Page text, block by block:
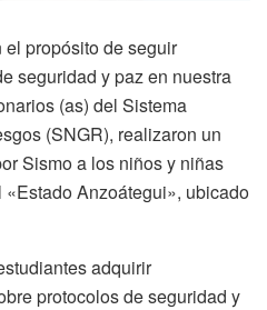
propósito de seguir
seguridad y paz en nuestra
(as) del Sistema
(SNGR), realizaron un
Sismo a los niños y niñas
Anzoátegui», ubicado
adquirir
protocolos de seguridad y